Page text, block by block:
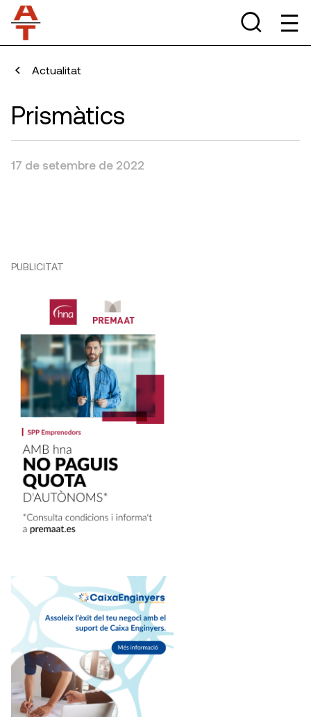
Actualitat
Prismàtics
17 de setembre de 2022
PUBLICITAT